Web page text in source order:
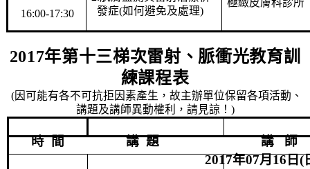
16:00-17:30
發症(如何避免及處理)
2017年第十三梯次雷射、脈衝光教育訓
練課程表
(因可能有各不可抗拒因素產生，故主辦單位保留各項活動、
講題及講師異動權利，請見諒！ )
時 間 講 題 講
師
2017年07月 16 日 (